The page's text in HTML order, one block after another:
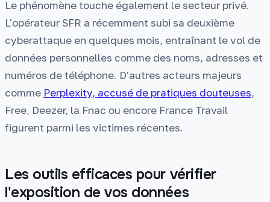
Le phénomène touche également le secteur privé.
L'opérateur SFR a récemment subi sa deuxième
cyberattaque en quelques mois, entraînant le vol de
données personnelles comme des noms, adresses et
numéros de téléphone. D'autres acteurs majeurs
comme Perplexity, accusé de pratiques douteuses,
Free, Deezer, la Fnac ou encore France Travail
figurent parmi les victimes récentes.
Les outils efficaces pour vérifier
l'exposition de vos données